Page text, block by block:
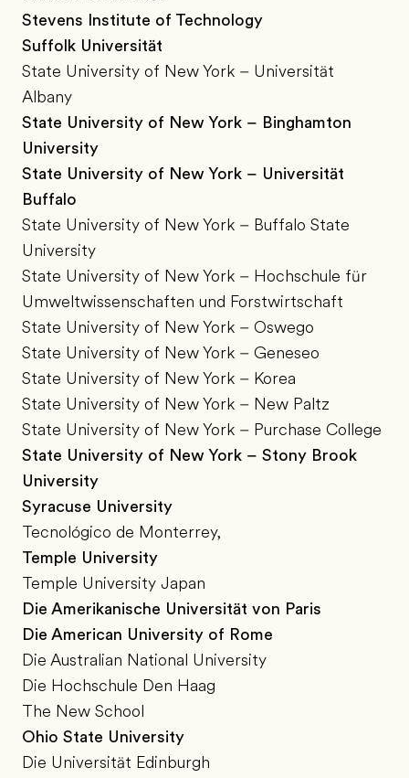
Stevens Institute of Technology
Suffolk Universität
State University of New York – Universität
Albany
State University of New York – Binghamton
University
State University of New York – Universität
Buffalo
State University of New York – Buffalo State
University
State University of New York – Hochschule für
Umweltwissenschaften und Forstwirtschaft
State University of New York – Oswego
State University of New York – Geneseo
State University of New York – Korea
State University of New York – New Paltz
State University of New York – Purchase College
State University of New York – Stony Brook
University
Syracuse University
Tecnológico de Monterrey,
Temple University
Temple University Japan
Die Amerikanische Universität von Paris
Die American University of Rome
Die Australian National University
Die Hochschule Den Haag
The New School
Ohio State University
Die Universität Edinburgh